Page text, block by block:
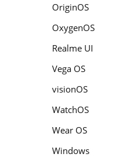
OriginOS
OxygenOS
Realme UI
Vega OS
visionOS
WatchOS
Wear OS
Windows